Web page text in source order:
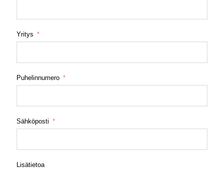
Yritys
Puhelinnumero
Sähköposti
Lisätietoa